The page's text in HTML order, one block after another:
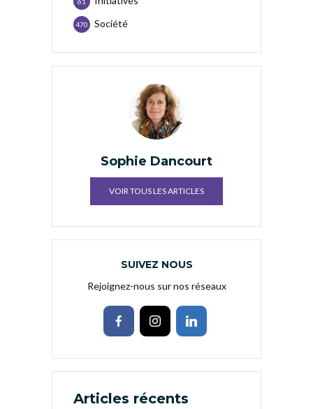
Société
470
Sophie Dancourt
VOIR TOUS LES ARTICLES
SUIVEZ NOUS
Rejoignez-nous sur nos réseaux
Articles récents